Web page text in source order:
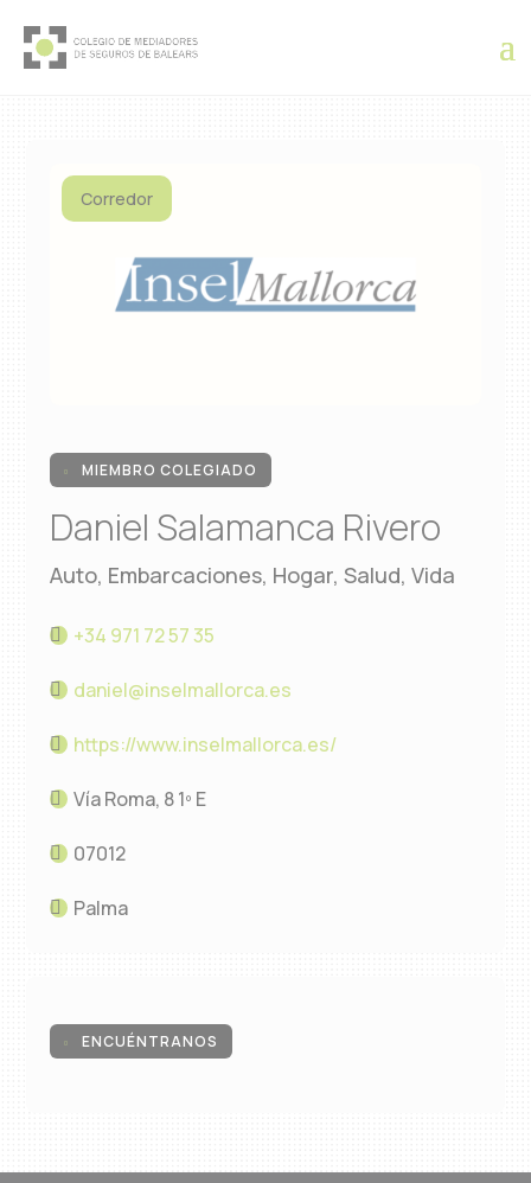
Corredor
 MIEMBRO COLEGIADO
Daniel Salamanca Rivero
Auto, Embarcaciones, Hogar, Salud, Vida
+34 971 72 57 35
daniel@inselmallorca.es
https://www.inselmallorca.es/
Vía Roma, 8 1º E
07012
Palma
 ENCUÉNTRANOS